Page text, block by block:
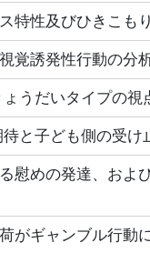
特性及びひきこも
覚誘発性行動の分
うだいタイプの
と子ども側の受
慰めの発達、およ
がギャンブル行動